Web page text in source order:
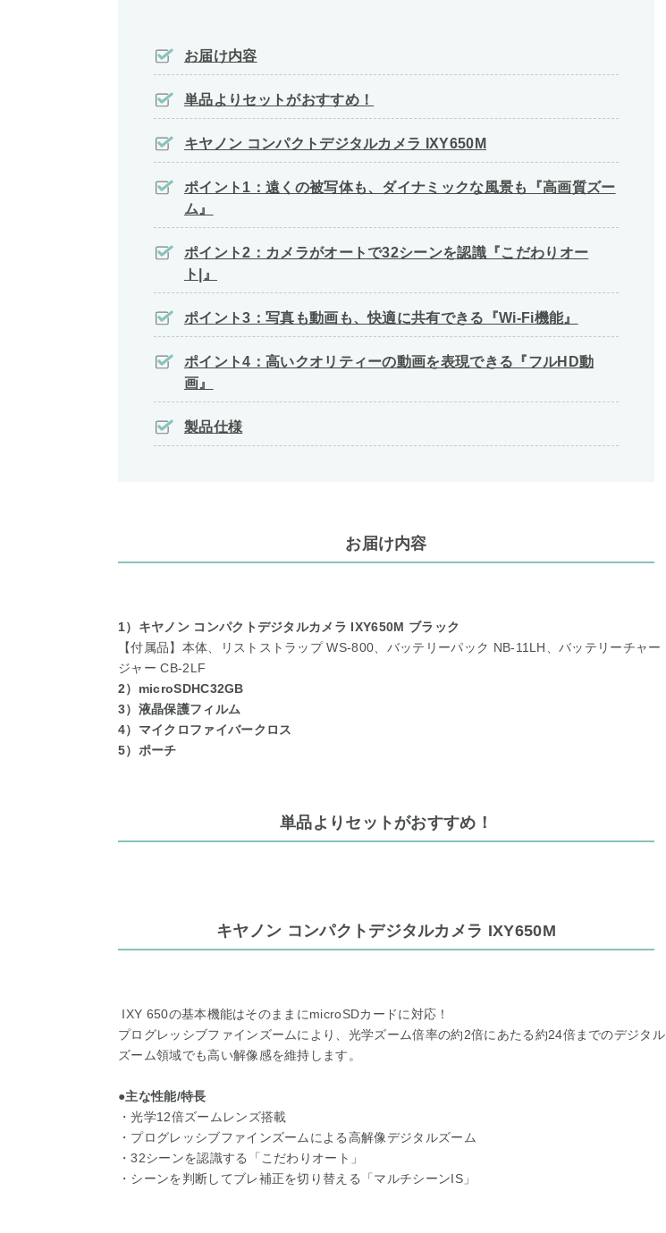
お届け内容
単品よりセットがおすすめ！
キヤノン コンパクトデジタルカメラ IXY650M
ポイント1：遠くの被写体も、ダイナミックな風景も『高画質ズー
ム』
ポイント2：カメラがオートで32シーンを認識『こだわりオー
ト|』
ポイント3：写真も動画も、快適に共有できる『Wi-Fi機能』
ポイント4：高いクオリティーの動画を表現できる『フルHD動
画』
製品仕様
お届け内容
1）キヤノン コンパクトデジタルカメラ IXY650M ブラック
【付属品】本体、リストストラップ WS-800、バッテリーパック NB-11LH、バッテリーチャー
ジャー CB-2LF
2）microSDHC32GB
3）液晶保護フィルム
4）マイクロファイバークロス
5）ポーチ
単品よりセットがおすすめ！
キヤノン コンパクトデジタルカメラ IXY650M
IXY 650の基本機能はそのままにmicroSDカードに対応！
プログレッシブファインズームにより、光学ズーム倍率の約2倍にあたる約24倍までのデジタル
ズーム領域でも高い解像感を維持します。
●主な性能/特長
・光学12倍ズームレンズ搭載
・プログレッシブファインズームによる高解像デジタルズーム
・32シーンを認識する「こだわりオート」
・シーンを判断してブレ補正を切り替える「マルチシーンIS」